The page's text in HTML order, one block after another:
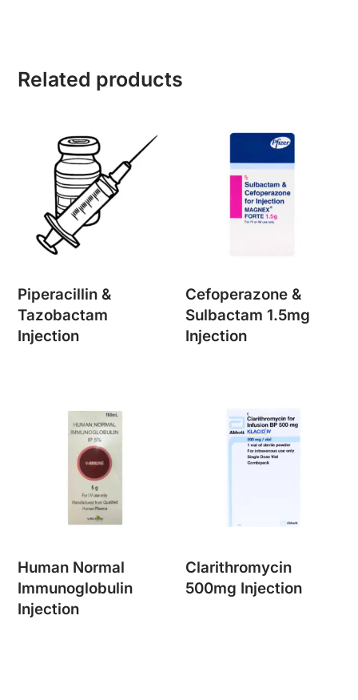
Related products
Piperacillin &
Tazobactam
Injection
Cefoperazone &
Sulbactam 1.5mg
Injection
Human Normal
Immunoglobulin
Injection
Clarithromycin
500mg Injection